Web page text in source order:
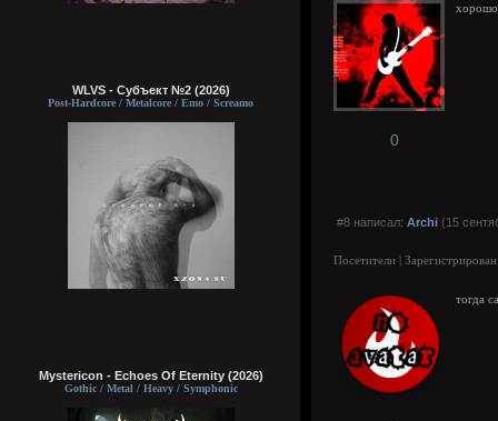
WLVS - Субъект №2 (2026)
Post-Hardcore / Metalcore / Emo / Screamo
Mystericon - Echoes Of Eternity (2026)
Gothic / Metal / Heavy / Symphonic
хорошо
0
#8 написал: Archi (15
Посетители |
тогда